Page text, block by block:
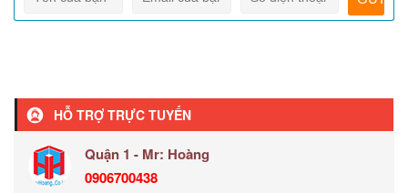
HỖ TRỢ TRỰC TUYẾN
Quận 1 - Mr: Hoàng
0906700438